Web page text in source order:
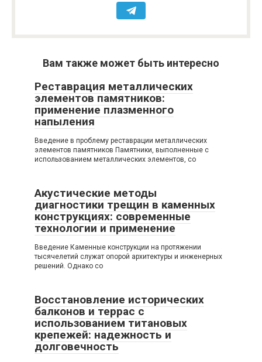
Вам также может быть интересно
Реставрация металлических
элементов памятников:
применение плазменного
напыления
Введение в проблему реставрации металлических
элементов памятников Памятники, выполненные с
использованием металлических элементов, со
Акустические методы
диагностики трещин в каменных
конструкциях: современные
технологии и применение
Введение Каменные конструкции на протяжении
тысячелетий служат опорой архитектуры и инженерных
решений. Однако со
Восстановление исторических
балконов и террас с
использованием титановых
крепежей: надежность и
долговечность